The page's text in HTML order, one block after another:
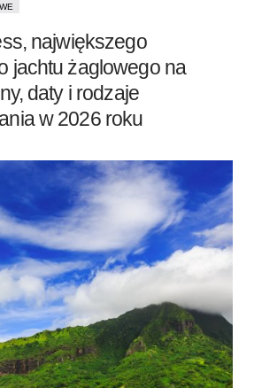
największego
jachtu żaglowego na
daty i rodzaje
w 2026 roku